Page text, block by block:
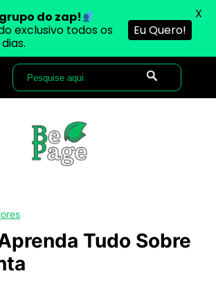
Tudo Sobre
do zap!
exclusivo todos os
dias.
Eu Quero!
X